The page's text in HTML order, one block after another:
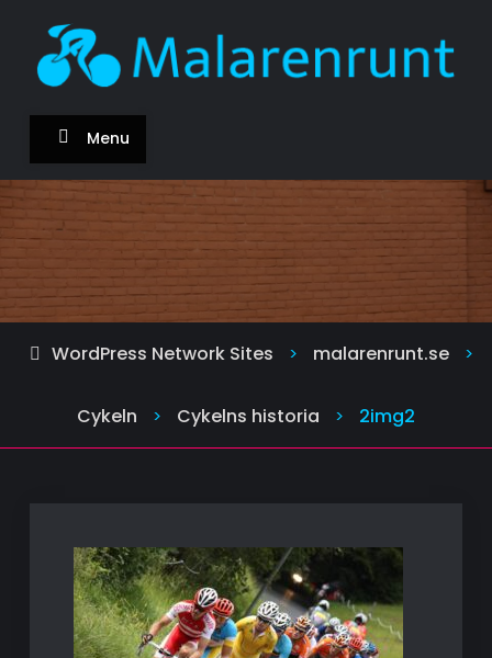
content
malarenrunt.se
Om cykeln och att cykla
Menu
WordPress Network Sites > malarenrunt.se >
Cykeln > Cykelns historia > 2img2